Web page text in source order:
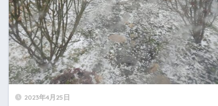
2023年4月25日